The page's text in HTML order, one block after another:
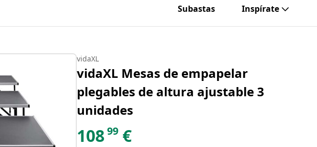
Subastas Inspírate
vidaXL
vidaXL Mesas de empapelar
plegables de altura ajustable 3
unidades
10899 €